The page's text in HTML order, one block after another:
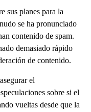
sus planes para la
se ha pronunciado
contenido de spam.
demasiado rápido
de contenido.
el
sobre si el
vueltas desde que la